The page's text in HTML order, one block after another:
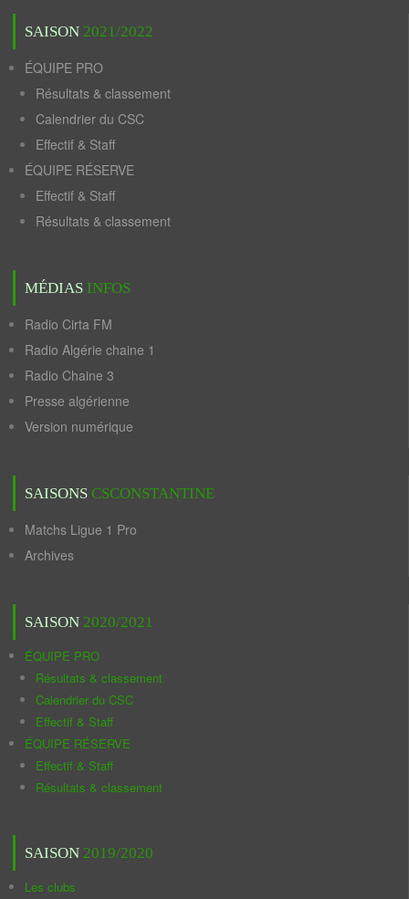
SAISON 2021/2022
ÉQUIPE PRO
Résultats & classement
Calendrier du CSC
Effectif & Staff
ÉQUIPE RÉSERVE
Effectif & Staff
Résultats & classement
MÉDIAS INFOS
Radio Cirta FM
Radio Algérie chaine 1
Radio Chaine 3
Presse algérienne
Version numérique
SAISONS CSCONSTANTINE
Matchs Ligue 1 Pro
Archives
SAISON 2020/2021
ÉQUIPE PRO
Résultats & classement
Calendrier du CSC
Effectif & Staff
ÉQUIPE RÉSERVE
Effectif & Staff
Résultats & classement
SAISON 2019/2020
Les clubs